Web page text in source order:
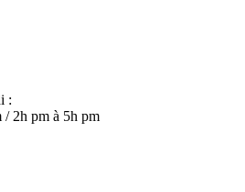
:
/ 2h pm à 5h pm